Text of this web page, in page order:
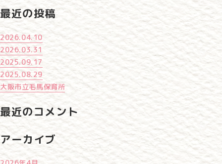
最近の投稿
2026.04.10
2026.03.31
2025.09.17
2025.08.29
大阪市立毛馬保育所
最近のコメント
アーカイブ